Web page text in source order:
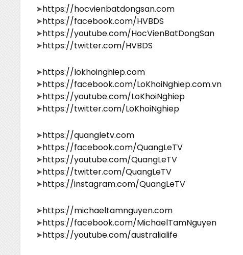
➤https://hocvienbatdongsan.com
➤https://facebook.com/HVBDS
➤https://youtube.com/HocVienBatDongSan
➤https://twitter.com/HVBDS
➤https://lokhoinghiep.com
➤https://facebook.com/LoKhoiNghiep.com.vn
➤https://youtube.com/LoKhoiNghiep
➤https://twitter.com/LoKhoiNghiep
➤https://quangletv.com
➤https://facebook.com/QuangLeTV
➤https://youtube.com/QuangLeTV
➤https://twitter.com/QuangLeTV
➤https://instagram.com/QuangLeTV
➤https://michaeltamnguyen.com
➤https://facebook.com/MichaelTamNguyen
➤https://youtube.com/australialife